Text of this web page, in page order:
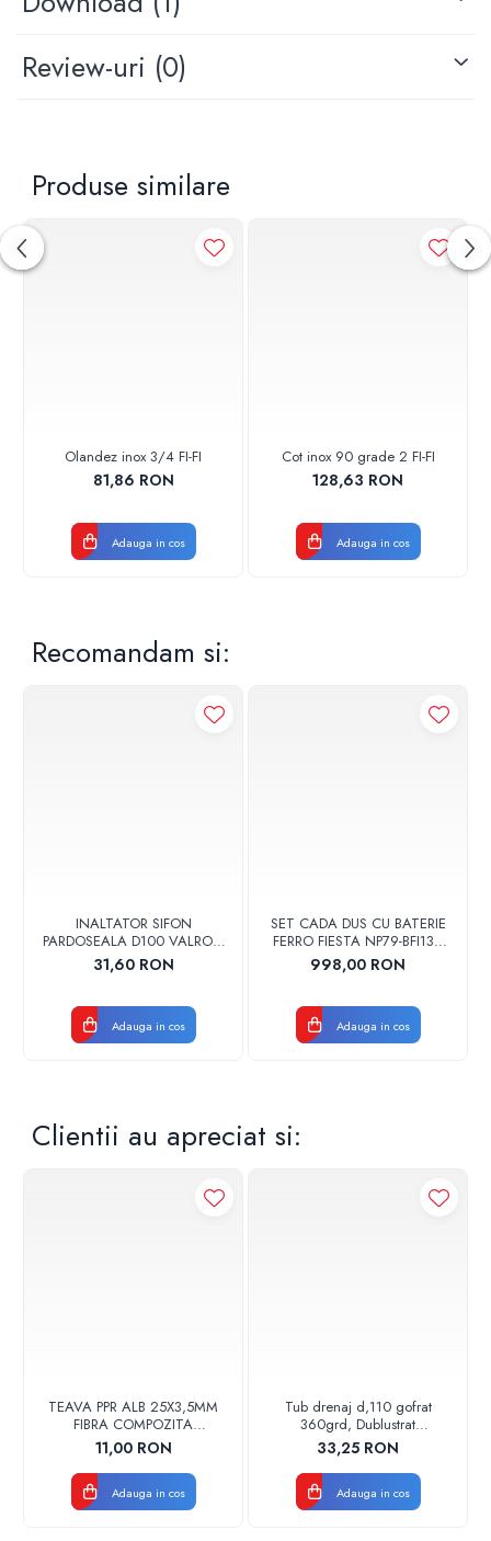
Review-uri (0)
Produse similare
Olandez inox 3/4 FI-FI
81,86 RON
Adauga in cos
Cot inox 90 grade 2 FI-FI
128,63 RON
Adauga in cos
Recomandam si:
INALTATOR SIFON
PARDOSEALA D100 VALROM
17001900004
31,60 RON
Adauga in cos
SET CADA DUS CU BATERIE
FERRO FIESTA NP79-BFI13U
CROM
998,00 RON
Adauga in cos
Clientii au apreciat si:
TEAVA PPR ALB 25X3,5MM
FIBRA COMPOZITA
10033025004
VALDUOTHERM VALROM
11,00 RON
Adauga in cos
Tub drenaj d,110 gofrat
360grd, Dublustrat
verde/negru 110152 Drainkit
33,25 RON
Adauga in cos